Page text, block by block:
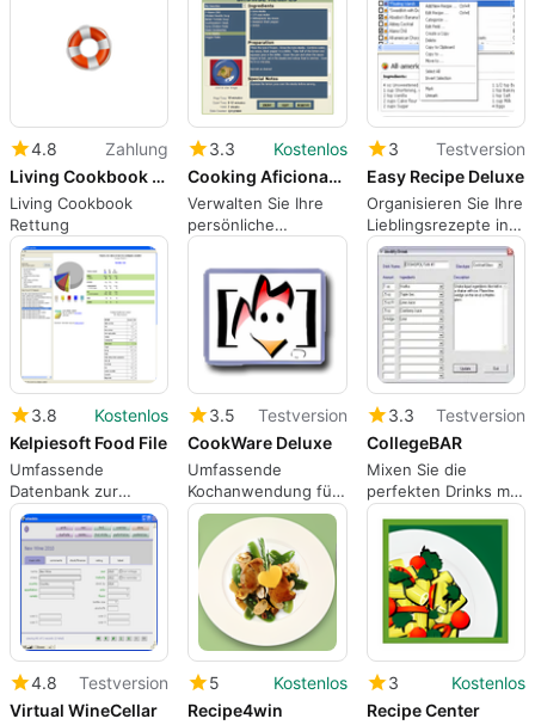
4.8
Zahlung
Living Cookbook Rescue
Living Cookbook
Rettung
3.3
Kostenlos
Cooking Aficionado
Verwalten Sie Ihre
persönliche
Rezeptsammlung
3
Testversion
Easy Recipe Deluxe
Organisieren Sie Ihre
Lieblingsrezepte in
einer übersichtlichen
Datenbank
3.8
Kostenlos
Kelpiesoft Food File
Umfassende
Datenbank zur
Lebensmittelernährung
3.5
Testversion
CookWare Deluxe
Umfassende
Kochanwendung für
Windows
3.3
Testversion
CollegeBAR
Mixen Sie die
perfekten Drinks mit
diesem Begleiter für
die Bar
4.8
Testversion
Virtual WineCellar
5
Kostenlos
Recipe4win
3
Kostenlos
Recipe Center